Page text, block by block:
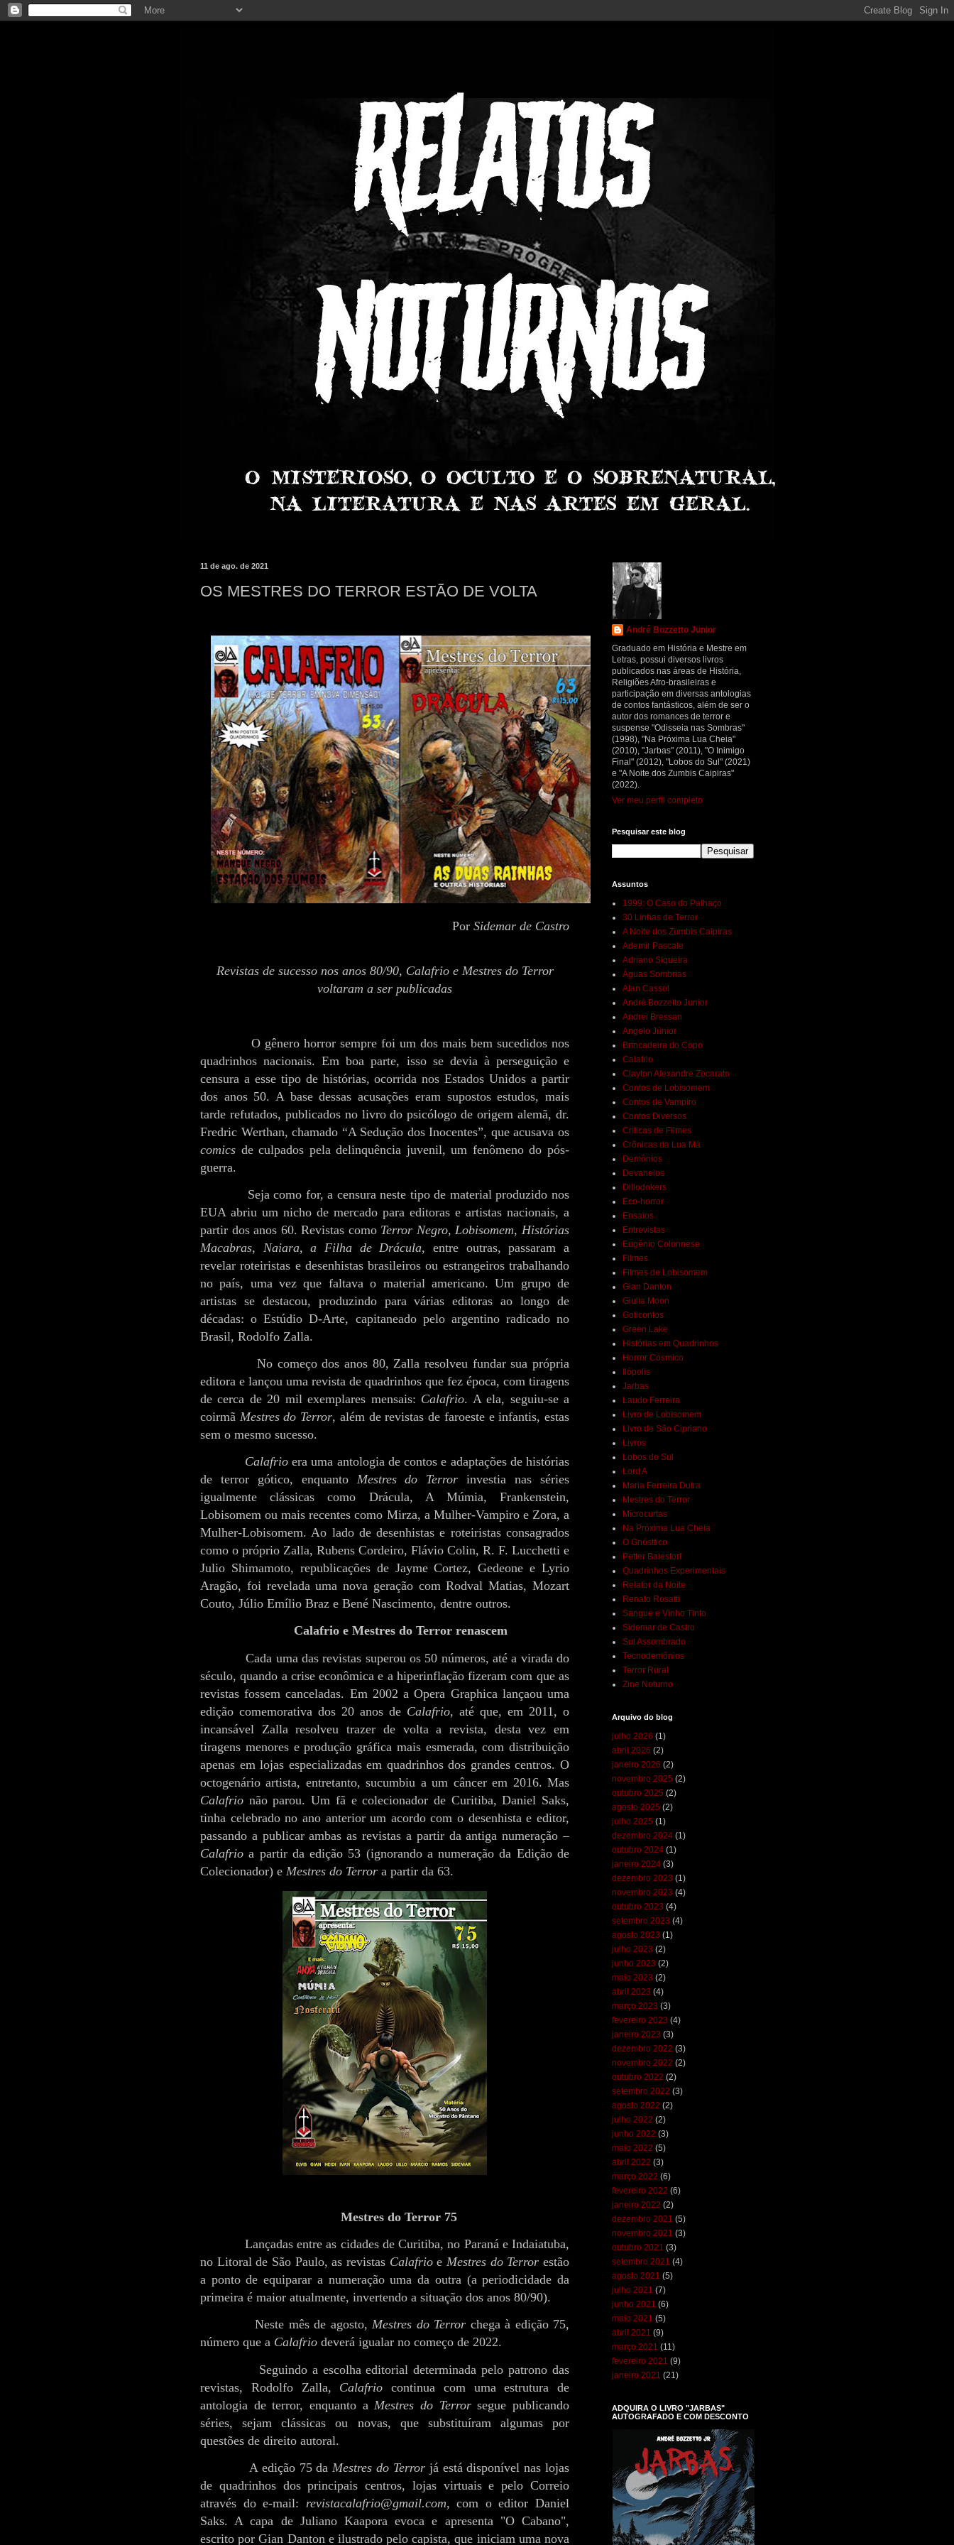
11 de ago. de 2021
OS MESTRES DO TERROR ESTÃO DE VOLTA
Por Sidemar de Castro
Revistas de sucesso nos anos 80/90, Calafrio e Mestres do Terror
voltaram a ser publicadas
O gênero horror sempre foi um dos mais bem sucedidos nos
quadrinhos nacionais. Em boa parte, isso se devia à perseguição e
censura a esse tipo de histórias, ocorrida nos Estados Unidos a partir
dos anos 50. A base dessas acusações eram supostos estudos, mais
tarde refutados, publicados no livro do psicólogo de origem alemã, dr.
Fredric Werthan, chamado “A Sedução dos Inocentes”, que acusava os
comics de culpados pela delinquência juvenil, um fenômeno do pós-
guerra.
Seja como for, a censura neste tipo de material produzido nos
EUA abriu um nicho de mercado para editoras e artistas nacionais, a
partir dos anos 60. Revistas como Terror Negro, Lobisomem, Histórias
Macabras, Naiara, a Filha de Drácula, entre outras, passaram a
revelar roteiristas e desenhistas brasileiros ou estrangeiros trabalhando
no país, uma vez que faltava o material americano. Um grupo de
artistas se destacou, produzindo para várias editoras ao longo de
décadas: o Estúdio D-Arte, capitaneado pelo argentino radicado no
Brasil, Rodolfo Zalla.
No começo dos anos 80, Zalla resolveu fundar sua própria
editora e lançou uma revista de quadrinhos que fez época, com tiragens
de cerca de 20 mil exemplares mensais: Calafrio. A ela, seguiu-se a
coirmã Mestres do Terror, além de revistas de faroeste e infantis, estas
sem o mesmo sucesso.
Calafrioera uma antologia de contos e adaptações de histórias
de terror gótico, enquanto Mestres do Terrorinvestia nas séries
igualmente clássicas como Drácula, A Múmia, Frankenstein,
Lobisomem ou mais recentes como Mirza, a Mulher-Vampiro e Zora, a
Mulher-Lobisomem. Ao lado de desenhistas e roteiristas consagrados
como o próprio Zalla, Rubens Cordeiro, Flávio Colin, R. F. Lucchetti e
Julio Shimamoto, republicações de Jayme Cortez, Gedeone e Lyrio
Aragão, foi revelada uma nova geração com Rodval Matias, Mozart
Couto, Júlio Emílio Braz e Bené Nascimento, dentre outros.
Calafrio e Mestres do Terror renascem
Cada uma das revistas superou os 50 números, até a virada do
século, quando a crise econômica e a hiperinflação fizeram com que as
revistas fossem canceladas. Em 2002 a Opera Graphica lançaou uma
edição comemorativa dos 20 anos de Calafrio, até que, em 2011, o
incansável Zalla resolveu trazer de volta a revista, desta vez em
tiragens menores e produção gráfica mais esmerada, com distribuição
apenas em lojas especializadas em quadrinhos dos grandes centros. O
octogenário artista, entretanto, sucumbiu a um câncer em 2016. Mas
Calafrio não parou. Um fã e colecionador de Curitiba, Daniel Saks,
tinha celebrado no ano anterior um acordo com o desenhista e editor,
passando a publicar ambas as revistas a partir da antiga numeração –
Calafrio a partir da edição 53 (ignorando a numeração da Edição de
Colecionador) e Mestres do Terror a partir da 63.
Mestres do Terror 75
Lançadas entre as cidades de Curitiba, no Paraná e Indaiatuba,
no Litoral de São Paulo, as revistas CalafrioeMestres do Terror estão
a ponto de equiparar a numeração uma da outra (a periodicidade da
primeira é maior atualmente, invertendo a situação dos anos 80/90).
Neste mês de agosto,Mestres do Terror chega à edição 75,
número que a Calafrio deverá igualar no começo de 2022.
Seguindo a escolha editorial determinada pelo patrono das
revistas, Rodolfo Zalla, Calafrio continua com uma estrutura de
antologia de terror, enquanto a Mestres do Terrorsegue publicando
séries, sejam clássicas ou novas, que substituíram algumas por
questões de direito autoral.
A edição 75 da Mestres do Terrorjá está disponível nas lojas
de quadrinhos dos principais centros, lojas virtuais e pelo Correio
através do e-mail: revistacalafrio@gmail.com, com o editor Daniel
Saks. A capa de Juliano Kaapora evoca e apresenta "O Cabano",
escrito por Gian Danton e ilustrado pelo capista, que iniciam uma nova
André Bozzetto Junior
Graduado em História e Mestre em
Letras, possui diversos livros
publicados nas áreas de História,
Religiões Afro-brasileiras e
participação em diversas antologias
de contos fantásticos, além de ser o
autor dos romances de terror e
suspense "Odisseia nas Sombras"
(1998), "Na Próxima Lua Cheia"
(2010), "Jarbas" (2011), "O Inimigo
Final" (2012), "Lobos do Sul" (2021)
e "A Noite dos Zumbis Caipiras"
(2022).
Ver meu perfil completo
Pesquisar este blog
Assuntos
1999: O Caso do Palhaço
30 Linhas de Terror
A Noite dos Zumbis Caipiras
Ademir Pascale
Adriano Siqueira
Águas Sombrias
Alan Cassol
André Bozzetto Junior
Andrei Bressan
Angelo Júnior
Brincadeira do Copo
Calafrio
Clayton Alexandre Zocarato
Contos de Lobisomem
Contos de Vampiro
Contos Diversos
Críticas de Filmes
Crônicas da Lua Má
Demônios
Devaneios
Dillodokers
Eco-horror
Ensaios
Entrevistas
Eugênio Colonnese
Filmes
Filmes de Lobisomem
Gian Danton
Giulia Moon
Goticontos
Green Lake
Histórias em Quadrinhos
Horror Cósmico
Ilópolis
Jarbas
Laudo Ferreira
Livro de Lobisomem
Livro de São Cipriano
Livros
Lobos do Sul
Lord A
Maria Ferreira Dutra
Mestres do Terror
Microcurtas
Na Próxima Lua Cheia
O Gnósttico
Petter Baiestorf
Quadrinhos Experimentais
Relator da Noite
Renato Rosatti
Sangue e Vinho Tinto
Sidemar de Castro
Sul Assombrado
Tecnodemônios
Terror Rural
Zine Noturno
Arquivo do blog
julho 2026 (1)
abril 2026 (2)
janeiro 2026 (2)
novembro 2025 (2)
outubro 2025 (2)
agosto 2025 (2)
julho 2025 (1)
dezembro 2024 (1)
outubro 2024 (1)
janeiro 2024 (3)
dezembro 2023 (1)
novembro 2023 (4)
outubro 2023 (4)
setembro 2023 (4)
agosto 2023 (1)
julho 2023 (2)
junho 2023 (2)
maio 2023 (2)
abril 2023 (4)
março 2023 (3)
fevereiro 2023 (4)
janeiro 2023 (3)
dezembro 2022 (3)
novembro 2022 (2)
outubro 2022 (2)
setembro 2022 (3)
agosto 2022 (2)
julho 2022 (2)
junho 2022 (3)
maio 2022 (5)
abril 2022 (3)
março 2022 (6)
fevereiro 2022 (6)
janeiro 2022 (2)
dezembro 2021 (5)
novembro 2021 (3)
outubro 2021 (3)
setembro 2021 (4)
agosto 2021 (5)
julho 2021 (7)
junho 2021 (6)
maio 2021 (5)
abril 2021 (9)
março 2021 (11)
fevereiro 2021 (9)
janeiro 2021 (21)
ADQUIRA O LIVRO "JARBAS"
AUTOGRAFADO E COM DESCONTO